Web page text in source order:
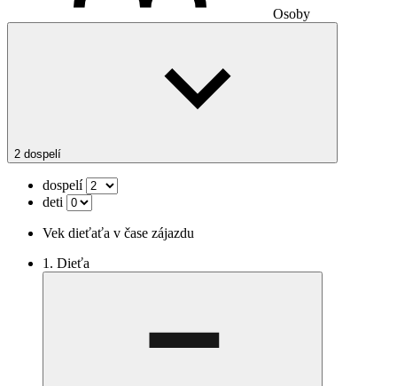
Osoby
2 dospelí
dospelí
deti
Vek dieťaťa v čase zájazdu
1. Dieťa